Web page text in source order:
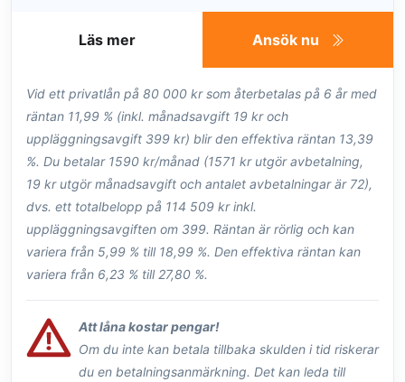
Ansök nu
Läs mer
Vid ett privatlån på 80 000 kr som återbetalas på 6 år med
räntan 11,99 % (inkl. månadsavgift 19 kr och
uppläggningsavgift 399 kr) blir den effektiva räntan 13,39
%. Du betalar 1590 kr/månad (1571 kr utgör avbetalning,
19 kr utgör månadsavgift och antalet avbetalningar är 72),
dvs. ett totalbelopp på 114 509 kr inkl.
uppläggningsavgiften om 399. Räntan är rörlig och kan
variera från 5,99 % till 18,99 %. Den effektiva räntan kan
variera från 6,23 % till 27,80 %.
Att låna kostar pengar!
Om du inte kan betala tillbaka skulden i tid riskerar
du en betalningsanmärkning. Det kan leda till